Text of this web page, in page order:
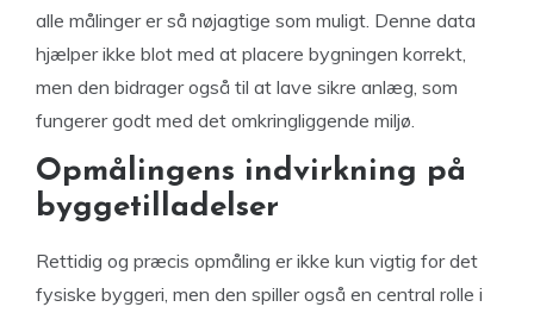
alle målinger er så nøjagtige som muligt. Denne data
hjælper ikke blot med at placere bygningen korrekt,
men den bidrager også til at lave sikre anlæg, som
fungerer godt med det omkringliggende miljø.
Opmålingens indvirkning på
byggetilladelser
Rettidig og præcis opmåling er ikke kun vigtig for det
fysiske byggeri, men den spiller også en central rolle i